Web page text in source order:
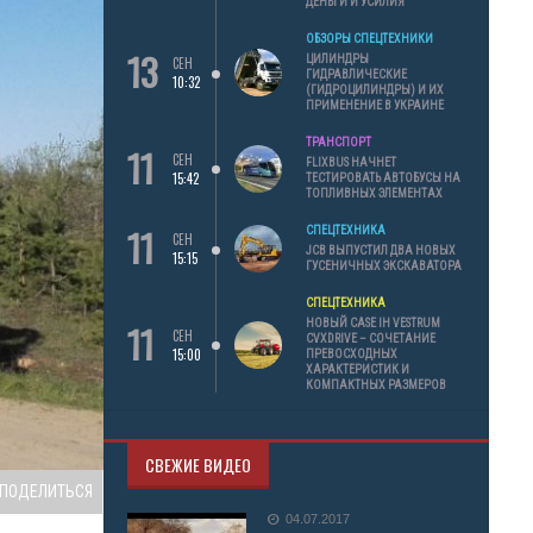
13
СЕН
10:32
ОБЗОРЫ СПЕЦТЕХНИКИ
ЦИЛИНДРЫ
ГИДРАВЛИЧЕСКИЕ
(ГИДРОЦИЛИНДРЫ) И ИХ
ПРИМЕНЕНИЕ В УКРАИНЕ
11
СЕН
15:42
ТРАНСПОРТ
FLIXBUS НАЧНЕТ
ТЕСТИРОВАТЬ АВТОБУСЫ НА
ТОПЛИВНЫХ ЭЛЕМЕНТАХ
11
СЕН
15:15
СПЕЦТЕХНИКА
JCB ВЫПУСТИЛ ДВА НОВЫХ
ГУСЕНИЧНЫХ ЭКСКАВАТОРА
11
СЕН
15:00
СПЕЦТЕХНИКА
НОВЫЙ CASE IH VESTRUM
CVXDRIVE – СОЧЕТАНИЕ
ПРЕВОСХОДНЫХ
ХАРАКТЕРИСТИК И
КОМПАКТНЫХ РАЗМЕРОВ
СВЕЖИЕ ВИДЕО
04.07.2017